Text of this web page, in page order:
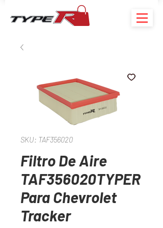
SKU: TAF356020
Filtro De Aire
TAF356020TYPER
Para Chevrolet
Tracker